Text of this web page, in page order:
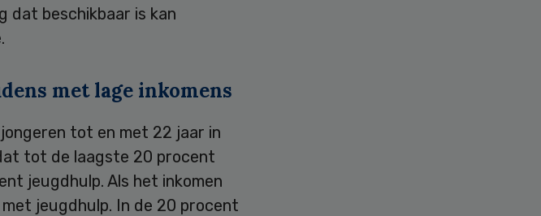
dat beschikbaar is kan
met lage inkomens
tot en met 22 jaar in
tot de laagste 20 procent
jeugdhulp. Als het inkomen
jeugdhulp. In de 20 procent